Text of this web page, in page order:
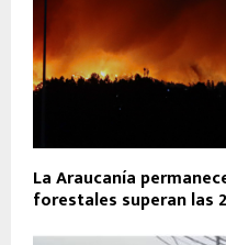
La Araucanía
forestales superan las